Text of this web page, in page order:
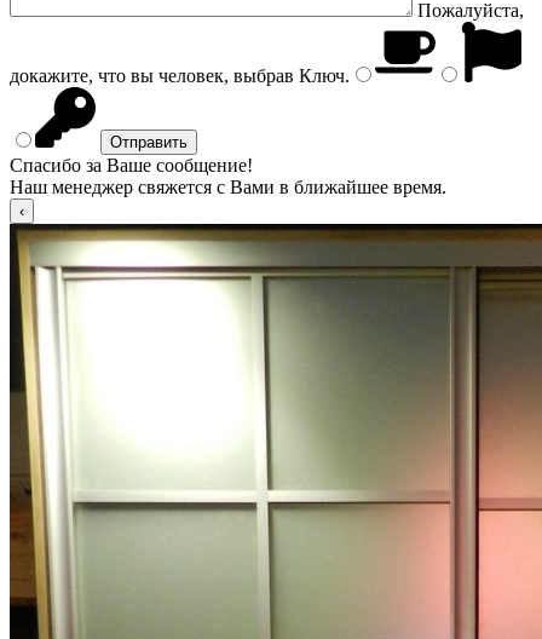
Пожалуйста,
докажите, что вы человек, выбрав Ключ.
Спасибо за Ваше сообщение!
Наш менеджер свяжется с Вами в ближайшее время.